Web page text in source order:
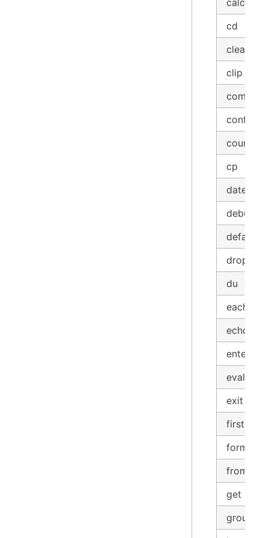
cd
clear
clip
compact
config
count
cp
date
debug
default
drop
du
each
echo
enter
exit
first
format
from
get
group_by